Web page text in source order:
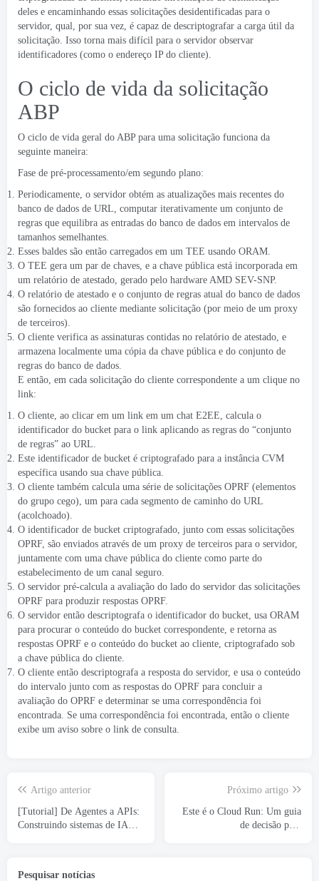
deles e encaminhando essas solicitações desidentificadas para o
servidor, qual, por sua vez, é capaz de descriptografar a carga útil da
solicitação. Isso torna mais difícil para o servidor observar
identificadores (como o endereço IP do cliente).
O ciclo de vida da solicitação
ABP
O ciclo de vida geral do ABP para uma solicitação funciona da
seguinte maneira:
Fase de pré-processamento/em segundo plano:
Periodicamente, o servidor obtém as atualizações mais recentes do
banco de dados de URL, computar iterativamente um conjunto de
regras que equilibra as entradas do banco de dados em intervalos de
tamanhos semelhantes.
Esses baldes são então carregados em um TEE usando ORAM.
O TEE gera um par de chaves, e a chave pública está incorporada em
um relatório de atestado, gerado pelo hardware AMD SEV-SNP.
O relatório de atestado e o conjunto de regras atual do banco de dados
são fornecidos ao cliente mediante solicitação (por meio de um proxy
de terceiros).
O cliente verifica as assinaturas contidas no relatório de atestado, e
armazena localmente uma cópia da chave pública e do conjunto de
regras do banco de dados.
E então, em cada solicitação do cliente correspondente a um clique no
link:
O cliente, ao clicar em um link em um chat E2EE, calcula o
identificador do bucket para o link aplicando as regras do “conjunto
de regras” ao URL.
Este identificador de bucket é criptografado para a instância CVM
específica usando sua chave pública.
O cliente também calcula uma série de solicitações OPRF (elementos
do grupo cego), um para cada segmento de caminho do URL
(acolchoado).
O identificador de bucket criptografado, junto com essas solicitações
OPRF, são enviados através de um proxy de terceiros para o servidor,
juntamente com uma chave pública do cliente como parte do
estabelecimento de um canal seguro.
O servidor pré-calcula a avaliação do lado do servidor das solicitações
OPRF para produzir respostas OPRF.
O servidor então descriptografa o identificador do bucket, usa ORAM
para procurar o conteúdo do bucket correspondente, e retorna as
respostas OPRF e o conteúdo do bucket ao cliente, criptografado sob
a chave pública do cliente.
O cliente então descriptografa a resposta do servidor, e usa o conteúdo
do intervalo junto com as respostas do OPRF para concluir a
avaliação do OPRF e determinar se uma correspondência foi
encontrada. Se uma correspondência foi encontrada, então o cliente
exibe um aviso sobre o link de consulta.
Artigo anterior
[Tutorial] De Agentes a APIs:
Construindo sistemas de IA
Próximo artigo
Este é o Cloud Run: Um guia
de decisão para
Pesquisar notícias